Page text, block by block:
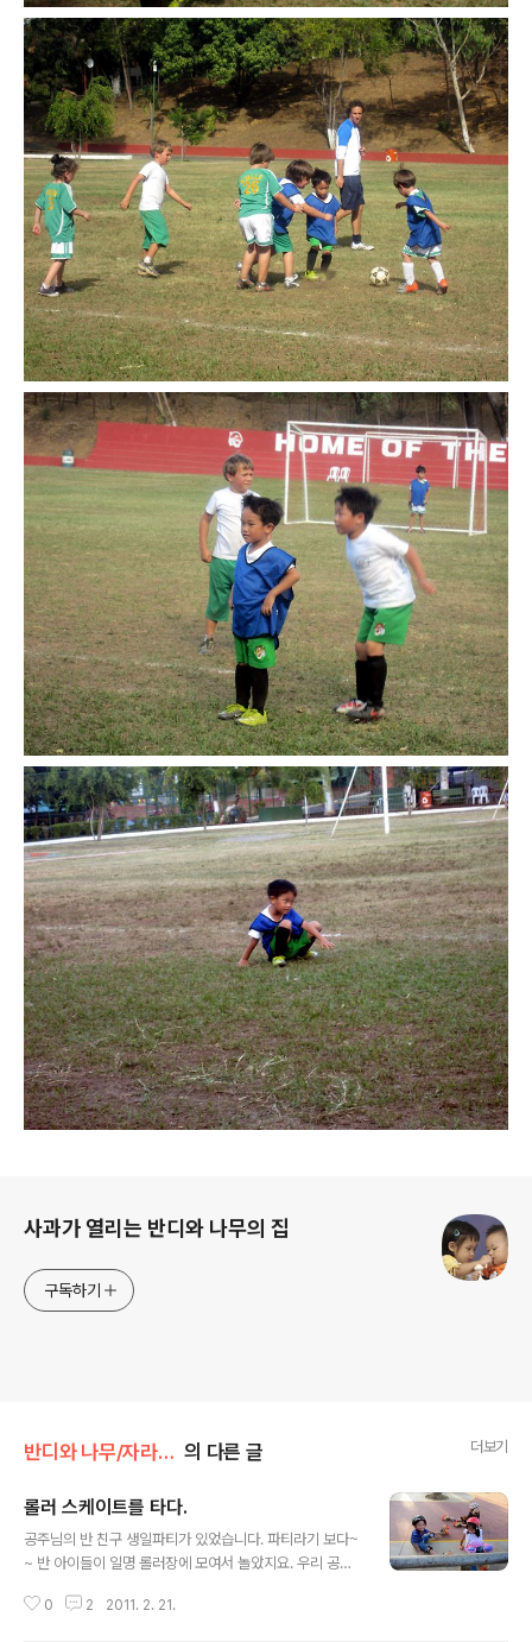
사과가 열리는 반디와 나무의 집
구독하기
반디와 나무/자라면서 의 다른 글 더보기
롤러 스케이트를 타다.
공주님의 반 친구 생일파티가 있었습니다. 파티라기 보다~
~ 반 아이들이 일명 롤러장에 모여서 놀았지요. 우리 공주
작은 초보답게.. 바닥에 앉는걸로 하지요^^ 포즈만 보면 그
0 2 2011. 2. 21.